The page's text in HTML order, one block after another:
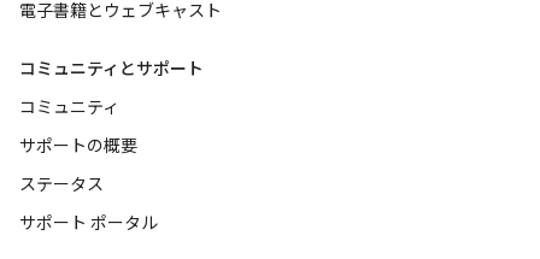
電子書籍とウェブキャスト
コミュニティとサポート
コミュニティ
サポートの概要
ステータス
サポート ポータル